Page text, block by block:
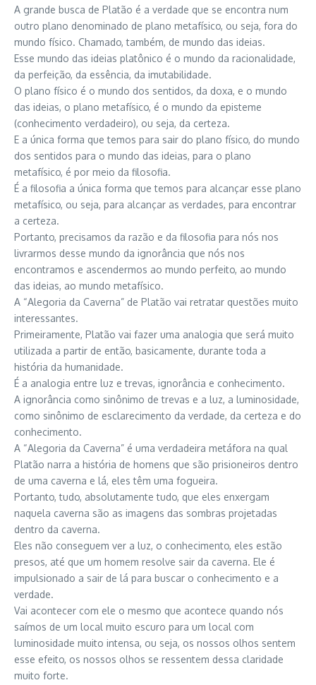
A grande busca de Platão é a verdade que se encontra num
outro plano denominado de plano metafísico, ou seja, fora do
mundo físico. Chamado, também, de mundo das ideias.
Esse mundo das ideias platônico é o mundo da racionalidade,
da perfeição, da essência, da imutabilidade.
O plano físico é o mundo dos sentidos, da doxa, e o mundo
das ideias, o plano metafísico, é o mundo da episteme
(conhecimento verdadeiro), ou seja, da certeza.
E a única forma que temos para sair do plano físico, do mundo
dos sentidos para o mundo das ideias, para o plano
metafísico, é por meio da filosofia.
É a filosofia a única forma que temos para alcançar esse plano
metafísico, ou seja, para alcançar as verdades, para encontrar
a certeza.
Portanto, precisamos da razão e da filosofia para nós nos
livrarmos desse mundo da ignorância que nós nos
encontramos e ascendermos ao mundo perfeito, ao mundo
das ideias, ao mundo metafísico.
A “Alegoria da Caverna” de Platão vai retratar questões muito
interessantes.
Primeiramente, Platão vai fazer uma analogia que será muito
utilizada a partir de então, basicamente, durante toda a
história da humanidade.
É a analogia entre luz e trevas, ignorância e conhecimento.
A ignorância como sinônimo de trevas e a luz, a luminosidade,
como sinônimo de esclarecimento da verdade, da certeza e do
conhecimento.
A “Alegoria da Caverna” é uma verdadeira metáfora na qual
Platão narra a história de homens que são prisioneiros dentro
de uma caverna e lá, eles têm uma fogueira.
Portanto, tudo, absolutamente tudo, que eles enxergam
naquela caverna são as imagens das sombras projetadas
dentro da caverna.
Eles não conseguem ver a luz, o conhecimento, eles estão
presos, até que um homem resolve sair da caverna. Ele é
impulsionado a sair de lá para buscar o conhecimento e a
verdade.
Vai acontecer com ele o mesmo que acontece quando nós
saímos de um local muito escuro para um local com
luminosidade muito intensa, ou seja, os nossos olhos sentem
esse efeito, os nossos olhos se ressentem dessa claridade
muito forte.